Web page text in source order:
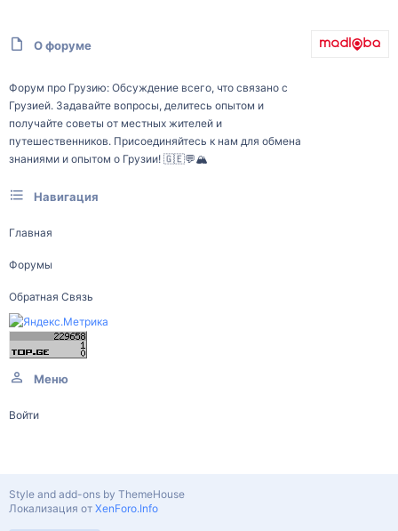
О форуме
Форум про Грузию: Обсуждение всего, что связано с
Грузией. Задавайте вопросы, делитесь опытом и
получайте советы от местных жителей и
путешественников. Присоединяйтесь к нам для обмена
знаниями и опытом о Грузии! 🇬🇪💬🏔️
Навигация
Главная
Форумы
Обратная Связь
Меню
Войти
Style and add-ons by ThemeHouse
Локализация от XenForo.Info